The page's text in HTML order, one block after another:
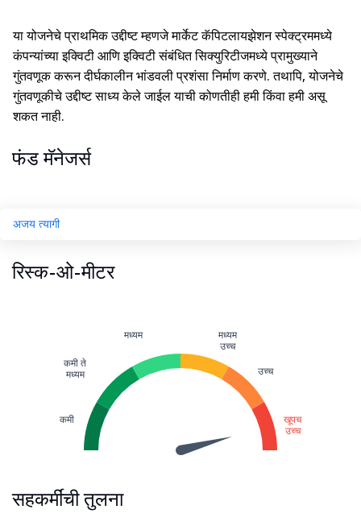
या योजनेचे प्राथमिक उद्दीष्ट म्हणजे मार्केट कॅपिटलायझेशन स्पेक्ट्रममध्ये
कंपन्यांच्या इक्विटी आणि इक्विटी संबंधित सिक्युरिटीजमध्ये प्रामुख्याने
गुंतवणूक करून दीर्घकालीन भांडवली प्रशंसा निर्माण करणे. तथापि, योजनेचे
गुंतवणूकीचे उद्दीष्ट साध्य केले जाईल याची कोणतीही हमी किंवा हमी असू
शकत नाही.
फंड मॅनेजर्स
अजय त्यागी
रिस्क-ओ-मीटर
कमी
कमी ते
मध्यम
मध्यम
मध्यम
उच्च
उच्च
खूपच
उच्च
सहकर्मींची तुलना